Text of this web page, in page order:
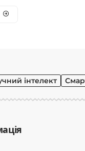
інтелект